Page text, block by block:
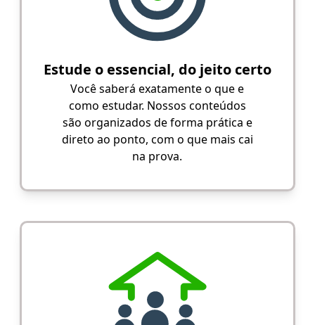
Estude o essencial, do jeito certo
Você saberá exatamente o que e
como estudar. Nossos conteúdos
são organizados de forma prática e
direto ao ponto, com o que mais cai
na prova.